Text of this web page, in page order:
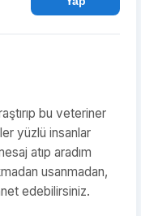
bu veteriner
yüzlü insanlar
atıp aradım
usanmadan,
edebilirsiniz.